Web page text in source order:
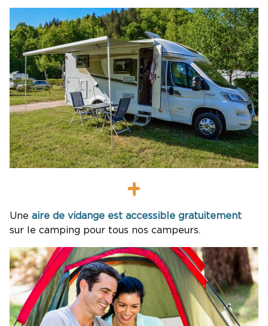
L’AIRE DE VIDANGE
Une aire de vidange est accessible gratuitement
sur le camping pour tous nos campeurs.